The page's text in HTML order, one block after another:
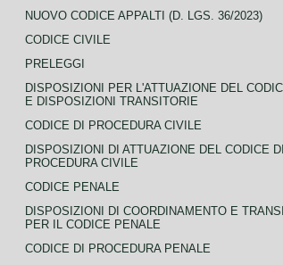
NUOVO CODICE APPALTI (D. LGS. 36/2023)
CODICE CIVILE
PRELEGGI
DISPOSIZIONI PER L'ATTUAZIONE DEL
E DISPOSIZIONI TRANSITORIE
CODICE DI PROCEDURA CIVILE
DISPOSIZIONI DI ATTUAZIONE DEL CODICE DI
PROCEDURA CIVILE
CODICE PENALE
DISPOSIZIONI DI COORDINAMENTO E
PER IL CODICE PENALE
CODICE DI PROCEDURA PENALE